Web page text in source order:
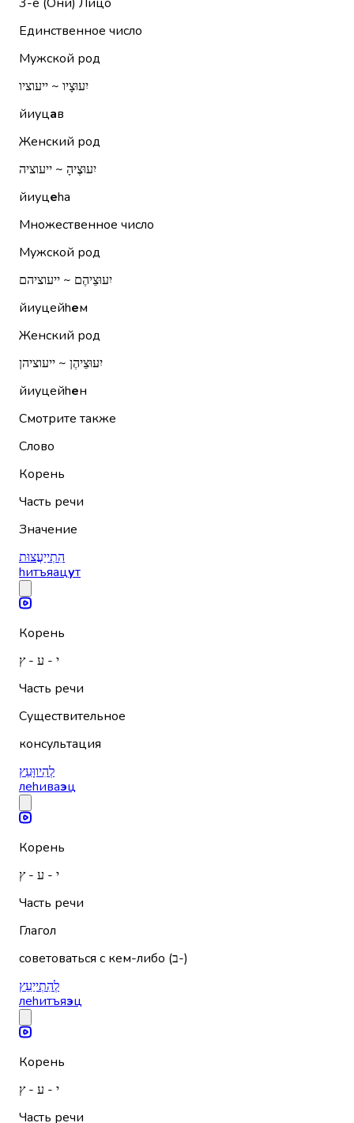
Единственное число
Мужской род
יִעוּצָיו ~ ייעוציו
йиуцав
Женский род
יִעוּצֶיהָ ~ ייעוציה
йиуцеhа
Множественное число
Мужской род
יִעוּצֵיהֶם ~ ייעוציהם
йиуцейhем
Женский род
יִעוּצֵיהֶן ~ ייעוציהן
йиуцейhен
Смотрите также
Слово
Корень
Часть речи
Значение
הִתְייַעֲצוּת
hитъяацут
Корень
י - ע - ץ
Часть речи
Существительное
консультация
לְהִיווָּעֵץ
леhиваэц
Корень
י - ע - ץ
Часть речи
Глагол
советоваться с кем-либо (ב-)
לְהִתְייַעֵץ
леhитъяэц
Корень
י - ע - ץ
Часть речи